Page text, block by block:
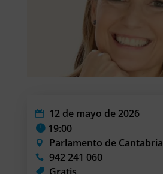
12 de mayo de 2026
19:00
Parlamento de Cantabria
942 241 060